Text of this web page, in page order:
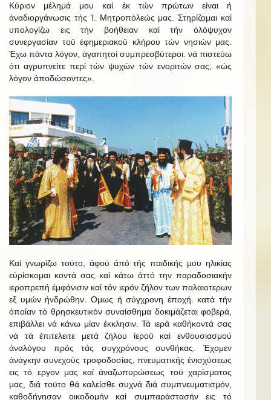
Κύριον μέλημά μου καί έκ τών πρώτων είναι ή
άναδιοργάνωσις τής Ί. Μητροπόλεώς μας. Στηρίζομαι καί
υπολογίζω εις τήν βοήθειαν καί τήν όλόψυχον
συνεργασίαν τοϋ έφημεριακοϋ κλήρου τών νησιών μας.
Έχω πάντα λόγον, άγαπητοί συμπρεσβύτεροι. νά πιστεύω
ότι αγρυπνείτε περί τών ψυχών τών ενοριτών σας, «ώς
λόγον άποδώσοντες».
Καί γνωρίζω τοϋτο, άφοϋ άπό τής παιδικής μου ηλικίας
εύρίσκομαι κοντά σας καί κάτω άττό την παραδοσιακήν
ιεροπρεπή έμφάνισιν καί τόν ιερόν ζήλον των παλαιοτερων
εξ υμών ήνδρώθην. Ομως ή σύγχρονη έποχή. κατά τήν
όποίαν τό θρησκευτικόν συναίσθημα δοκιμάζεται φοβερά,
επιβάλλει νά κάνω μίαν έκκλησιν. Τά ιερά καθήκοντά σας
νά τά έπιτελειτε μετά ζήλου ίεροϋ καί ενθουσιασμού
άναλόγου πρός τάς συγχρόνους συνθήκας. Έχομεν
άνάγκην συνεχοϋς τροφοδοσίας, πνευματικής ένισχύσεως
εις τό εργον μας καί άναζωπυρώσεως τοϋ χαρίσματος
μας, διά τοϋτο θά καλείσθε συχνά διά συμπνευματισμόν,
καθοδήγησαν οικοδομήν καί συμπαράστασήν εις τό